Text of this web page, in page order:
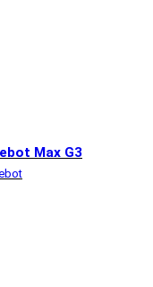
Max G3